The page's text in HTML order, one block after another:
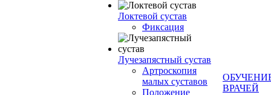
Локтевой сустав
Фиксация
Лучезапястный сустав
Артроскопия
малых суставов
Положение
ВРАЧЕЙ